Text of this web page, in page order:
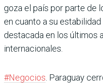
goza el país por parte de
en cuanto a su
destacada en los últimos
internacionales.
#Negocios . Paraguay